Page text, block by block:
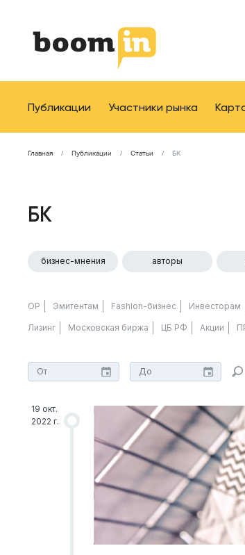
Публикации Участники рынка
Главная Публикации Статьи БК
БК
бизнес-мнения авторы
ОР Эмитентам Fashion-бизнес Инвесторам
Лизинг Московская биржа ЦБ РФ Акции
19 окт.
2022 г.